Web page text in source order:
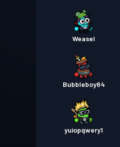
Weasel
Bubbleboy64
yuiopqwery1